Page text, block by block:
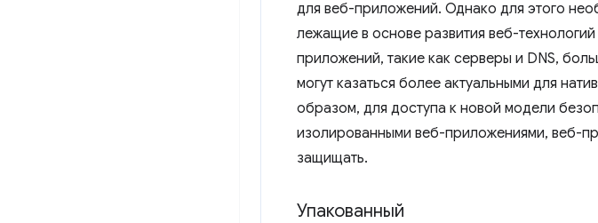
для веб-приложений. Однако для этого
лежащие в основе развития веб-
приложений, такие как серверы и DNS,
могут казаться более актуальными для
образом, для доступа к новой модели
изолированными веб-приложениями, веб-
защищать.
Упакованный